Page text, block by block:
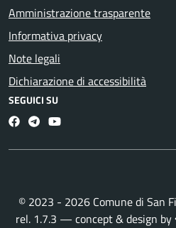
Amministrazione trasparente
Informativa privacy
Note legali
Dichiarazione di accessibilità
SEGUICI SU
Facebook
TelegramYoutube
© 2023 - 2026 Comune di San
rel. 1.7.3 — concept & design by